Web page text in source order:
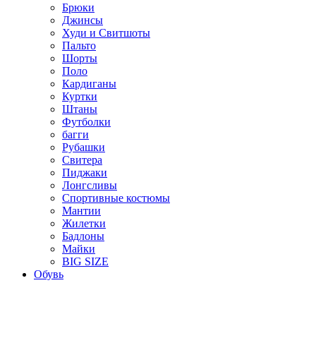
Брюки
Джинсы
Худи и Свитшоты
Пальто
Шорты
Поло
Кардиганы
Куртки
Штаны
Футболки
багги
Рубашки
Свитера
Пиджаки
Лонгсливы
Спортивные костюмы
Мантии
Жилетки
Бадлоны
Майки
BIG SIZE
Обувь